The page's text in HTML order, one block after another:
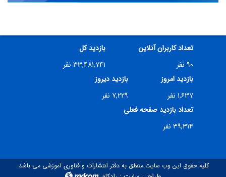
تعداد کاربران آنلاین
۹۰ نفر
بازدید کل
۳۳,۴۸۱,۷۴۱ نفر
بازدید امروز
۱,۶۳۷ نفر
بازدید دیروز
۷,۲۲۹ نفر
تعداد بازدید صفحه فعلی
۳۹,۳۱۴ نفر
کلیه حقوق این وب سایت متعلق به دفتر انتشارات و فناوری آموزشی می باشد.